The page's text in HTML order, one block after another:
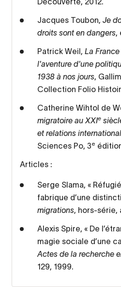
Jacques Toubon, Je
droits sont en dangers,
Patrick Weil, La
l'aventure d'une
1938 à nos jours,
Collection Folio
Catherine Wihtol de
migratoire au XXIe
et relations
Sciences Po, 3e
Articles :
Serge Slama, «
fabrique d’une
migrations, hors-série,
Alexis Spire, « De
magie sociale d’une
Actes de la recherche
129, 1999.